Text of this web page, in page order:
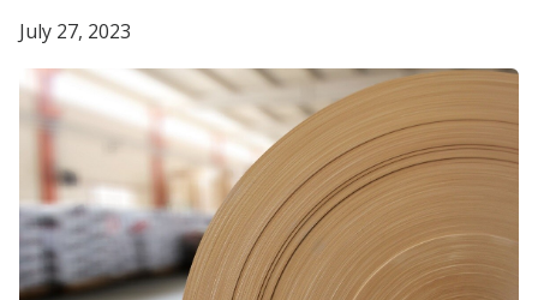
July 27, 2023